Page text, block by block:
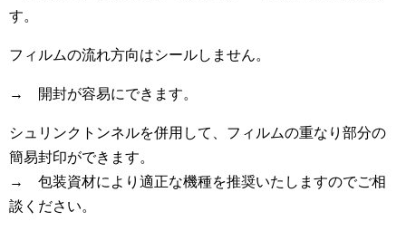
す。
フィルムの流れ方向はシールしません。
→ 開封が容易にできます。
シュリンクトンネルを併用して、フィルムの重なり部分の
簡易封印ができます。
→ 包装資材により適正な機種を推奨いたしますのでご相
談ください。